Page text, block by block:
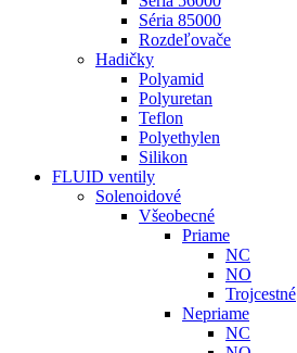
Séria 85000
Rozdeľovače
Hadičky
Polyamid
Polyuretan
Teflon
Polyethylen
Silikon
FLUID ventily
Solenoidové
Všeobecné
Priame
NC
NO
Trojcestné
Nepriame
NC